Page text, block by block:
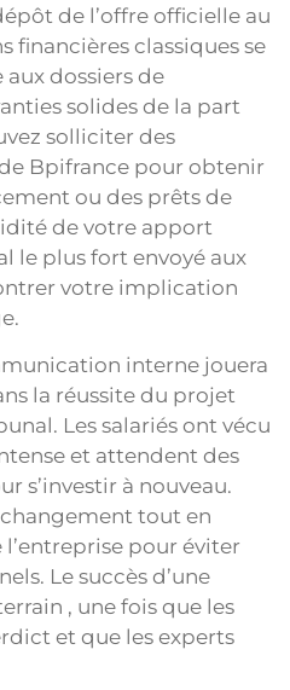
de l’offre officielle au
financières classiques se
dossiers de
solides de la part
solliciter des
Bpifrance pour obtenir
ou des prêts de
de votre apport
le plus fort envoyé aux
votre implication
interne jouera
la réussite du projet
Les salariés ont vécu
et attendent des
s’investir à nouveau.
tout en
pour éviter
Le succès d’une
, une fois que les
et que les experts